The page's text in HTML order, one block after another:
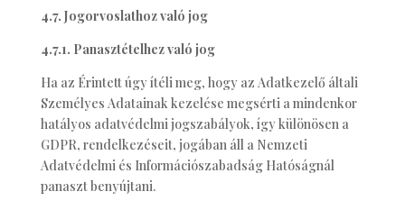
4.7. Jogorvoslathoz való jog
4.7.1. Panasztételhez való jog
Ha az Érintett úgy ítéli meg, hogy az Adatkezelő általi
Személyes Adatainak kezelése megsérti a mindenkor
hatályos adatvédelmi jogszabályok, így különösen a
GDPR, rendelkezéseit, jogában áll a Nemzeti
Adatvédelmi és Információszabadság Hatóságnál
panaszt benyújtani.